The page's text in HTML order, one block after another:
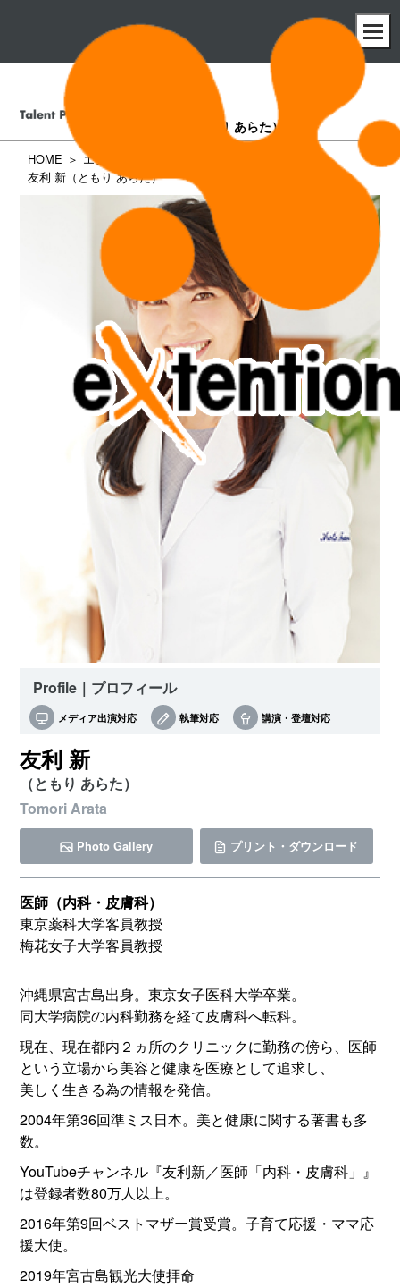
（ともり あらた）
HOME
エクステンション所属タレント一覧
友利 新（ともり あらた）
Profile｜プロフィール
メディア出演対応 執筆対応 講演・登壇対応
友利 新
（ともり あらた）
Tomori Arata
Photo Gallery プリント・ダウンロード
医師（内科・皮膚科）
東京薬科大学客員教授
梅花女子大学客員教授
沖縄県宮古島出身。東京女子医科大学卒業。
同大学病院の内科勤務を経て皮膚科へ転科。
現在、現在都内２ヵ所のクリニックに勤務の傍ら、医師
という立場から美容と健康を医療として追求し、
美しく生きる為の情報を発信。
2004年第36回準ミス日本。美と健康に関する著書も多
数。
YouTubeチャンネル『友利新／医師「内科・皮膚科」』
は登録者数80万人以上。
2016年第9回ベストマザー賞受賞。子育て応援・ママ応
援大使。
2019年宮古島観光大使拝命